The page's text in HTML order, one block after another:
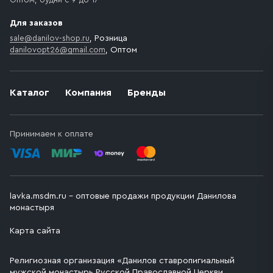
Каталог Компания Бренды
Принимаем к оплате
Для заказов
sale@danilov-shop.ru, Розница
danilovopt26@gmail.com, Оптом
lavka.msdm.ru – оптовые продажи продукции Данилова
монастыря
Карта сайта
Религиозная организация «Данилов ставропигиальный